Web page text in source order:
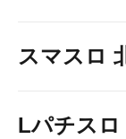
スマスロ
Lパチス